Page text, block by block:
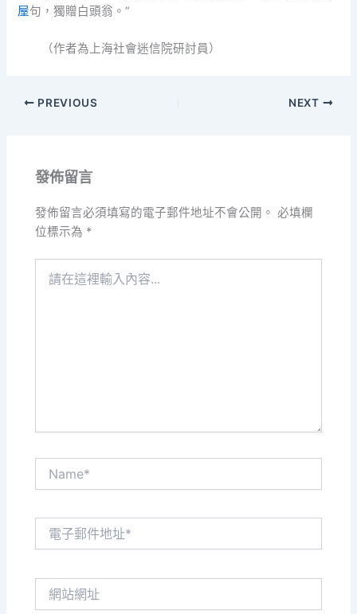
屋句，獨贈白頭翁。”
（作者為上海社會迷信院研討員）
PREVIOUS NEXT
發佈留言
發佈留言必須填寫的電子郵件地址不會公開。 必填欄
位標示為 *